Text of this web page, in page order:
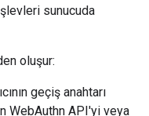
sunucuda
oluşur:
geçiş anahtarı
WebAuthn API'yi veya